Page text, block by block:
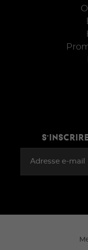
Adresse e-mail